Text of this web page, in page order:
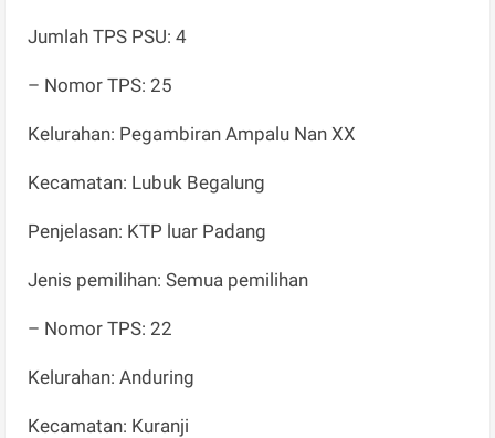
Jumlah TPS PSU: 4
– Nomor TPS: 25
Kelurahan: Pegambiran Ampalu Nan XX
Kecamatan: Lubuk Begalung
Penjelasan: KTP luar Padang
Jenis pemilihan: Semua pemilihan
– Nomor TPS: 22
Kelurahan: Anduring
Kecamatan: Kuranji